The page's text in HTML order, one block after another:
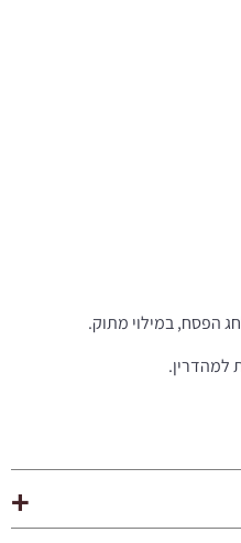
הפסח, במילוי מתוק.
למהדרין.